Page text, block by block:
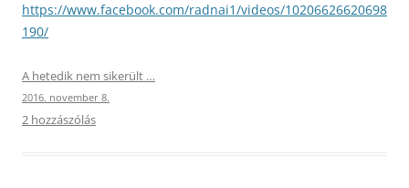
https://www.facebook.com/radnai1/videos/10206626620698
190/
A hetedik nem sikerült …
2016. november 8.
2 hozzászólás